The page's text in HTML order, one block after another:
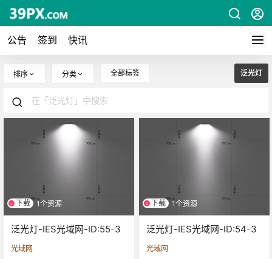
公告 签到 快讯
排序 分类 全部标签 泛光灯
下载 1个资源
泛光灯-IES光域网-ID:55-3
光域网
下载 1个资源
泛光灯-IES光域网-ID:54-3
光域网